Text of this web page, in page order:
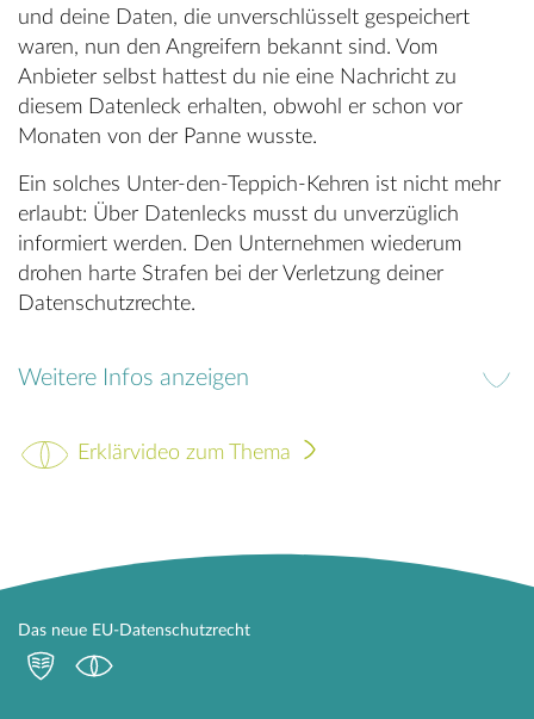
und deine Daten, die unverschlüsselt gespeichert
waren, nun den Angreifern bekannt sind. Vom
Anbieter selbst hattest du nie eine Nachricht zu
diesem Datenleck erhalten, obwohl er schon vor
Monaten von der Panne wusste.
Ein solches Unter-den-Teppich-Kehren ist nicht mehr
erlaubt: Über Datenlecks musst du unverzüglich
informiert werden. Den Unternehmen wiederum
drohen harte Strafen bei der Verletzung deiner
Datenschutzrechte.
Weitere Infos anzeigen
Erklärvideo zum Thema
Das neue EU-Datenschutzrecht